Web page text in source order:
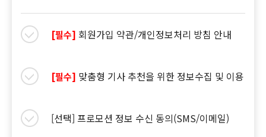
[필수] 회원가입 약관/개인정보처리 방침 안내
[필수] 맞춤형 기사 추천을 위한 정보수집 및 이용
[선택] 프로모션 정보 수신 동의(SMS/이메일)